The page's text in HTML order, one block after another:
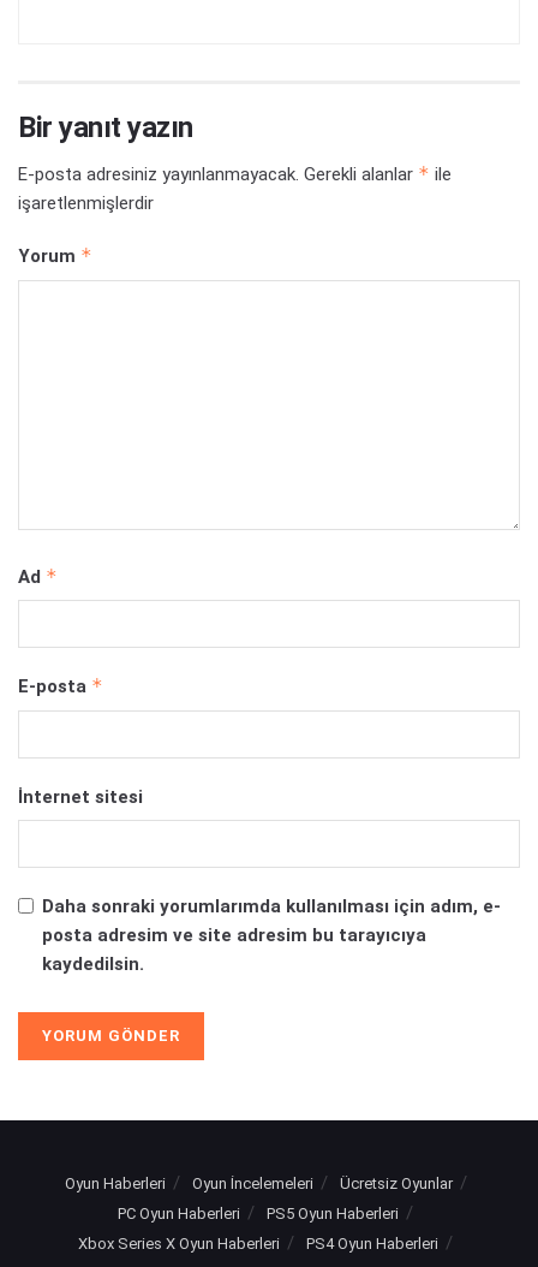
Bir yanıt yazın
E-posta adresiniz yayınlanmayacak. Gerekli alanlar * ile
işaretlenmişlerdir
Yorum *
Ad *
E-posta *
İnternet sitesi
Daha sonraki yorumlarımda kullanılması için adım, e-
posta adresim ve site adresim bu tarayıcıya
kaydedilsin.
Oyun Haberleri Oyun İncelemeleri
Ücretsiz Oyunlar
PC Oyun Haberleri
PS5 Oyun Haberleri
Xbox Series X Oyun Haberleri
PS4 Oyun Haberleri